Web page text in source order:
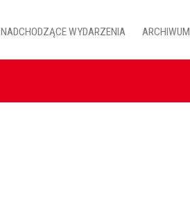
NADCHODZĄCE WYDARZENIA ARCHIWUM